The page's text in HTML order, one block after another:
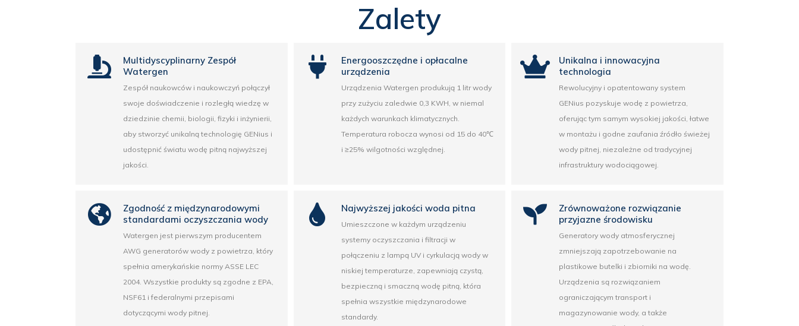
Zalety
Multidyscyplinarny Zespół
Watergen
Zespół naukowców i naukowczyń połączył
swoje doświadczenie i rozległą wiedzę w
dziedzinie chemii, biologii, fizyki i inżynierii,
aby stworzyć unikalną technologię GENius i
udostępnić światu wodę pitną najwyższej
jakości.
Energooszczędne i opłacalne
urządzenia
Urządzenia Watergen produkują 1 litr wody
przy zużyciu zaledwie 0,3 KWH, w niemal
każdych warunkach klimatycznych.
Temperatura robocza wynosi od 15 do 40℃
i ≥25% wilgotności względnej.
Unikalna i innowacyjna
technologia
Rewolucyjny i opatentowany system
GENius pozyskuje wodę z powietrza,
oferując tym samym wysokiej jakości, łatwe
w montażu i godne zaufania źródło świeżej
wody pitnej, niezależne od tradycyjnej
infrastruktury wodociągowej.
Zgodność z międzynarodowymi
standardami oczyszczania wody
Watergen jest pierwszym producentem
AWG generatorów wody z powietrza, który
spełnia amerykańskie normy ASSE LEC
2004. Wszystkie produkty są zgodne z EPA,
NSF61 i federalnymi przepisami
dotyczącymi wody pitnej.
Najwyższej jakości woda pitna
Umieszczone w każdym urządzeniu
systemy oczyszczania i filtracji w
połączeniu z lampą UV i cyrkulacją wody w
niskiej temperaturze, zapewniają czystą,
bezpieczną i smaczną wodę pitną, która
spełnia wszystkie międzynarodowe
standardy.
Zrównoważone rozwiązanie
przyjazne środowisku
Generatory wody atmosferycznej
zmniejszają zapotrzebowanie na
plastikowe butelki i zbiorniki na wodę.
Urządzenia są rozwiązaniem
ograniczającym transport i
magazynowanie wody, a także